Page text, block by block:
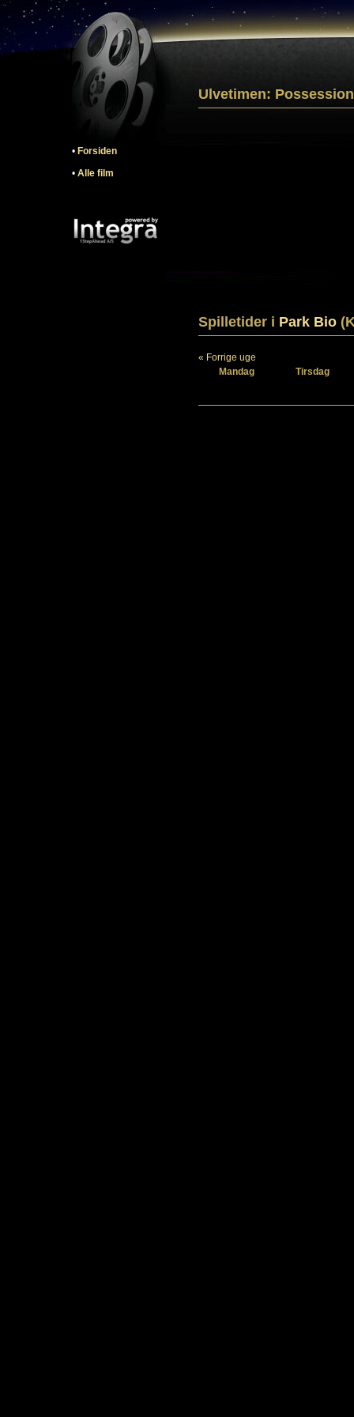
• Forsiden
• Alle film
Ulvetimen: Possession
Spilletider i Park Bio
« Forrige uge
Mandag
Tirsdag